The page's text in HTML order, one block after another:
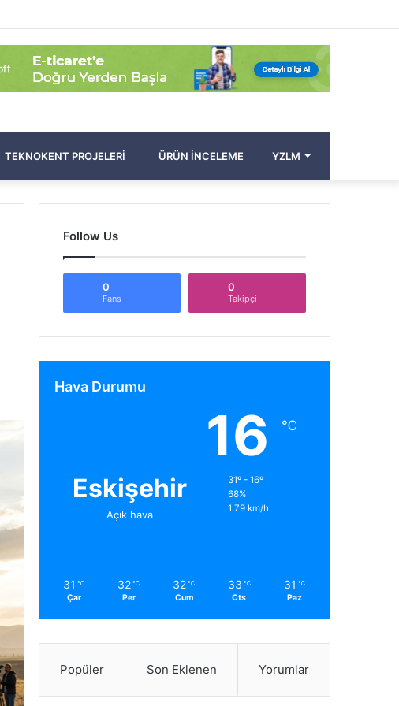
yap
...
Bölmesi
Makale
Ol
TEKNOKENT PROJELERI ÜRÜN İNCELEME YZLM
Follow Us
0
Fans
0
Takipçi
Hava Durumu
Eskişehir
Açık hava
16 ℃
31º - 16º
68%
1.79 km/h
31 ℃
Çar
32 ℃
Per
32 ℃
Cum
33 ℃
Cts
31 ℃
Paz
Popüler Son Eklenen Yorumlar